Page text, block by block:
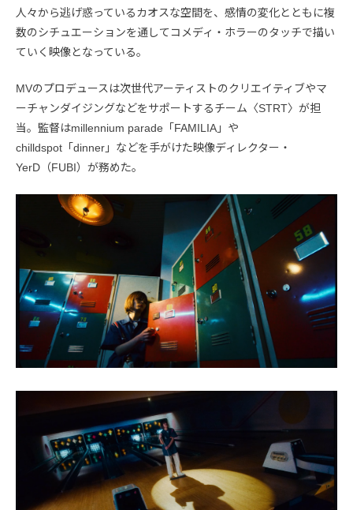
人々から逃げ惑っているカオスな空間を、感情の変化とともに複
数のシチュエーションを通してコメディ・ホラーのタッチで描い
ていく映像となっている。
MVのプロデュースは次世代アーティストのクリエイティブやマ
ーチャンダイジングなどをサポートするチーム〈STRT〉が担
当。監督はmillennium parade「FAMILIA」や
chilldspot「dinner」などを手がけた映像ディレクター・
YerD（FUBI）が務めた。